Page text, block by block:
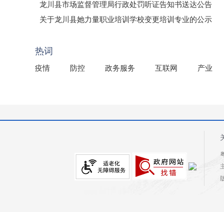
龙川县市场监督管理局行政处罚听证告知书送达公告
（龙市监罚送告〔2026〕71号）
关于龙川县她力量职业培训学校变更培训专业的公示
热词
疫情 防控 政务服务 互联网 产业